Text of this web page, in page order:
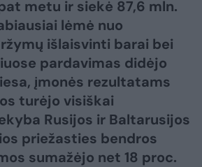
metu ir siekė 87,6 mln.
lėmė nuo
išlaisvinti barai bei
pardavimas didėjo
įmonės rezultatams
turėjo visiškai
Rusijos ir Baltarusijos
priežasties bendros
sumažėjo net 18 proc.